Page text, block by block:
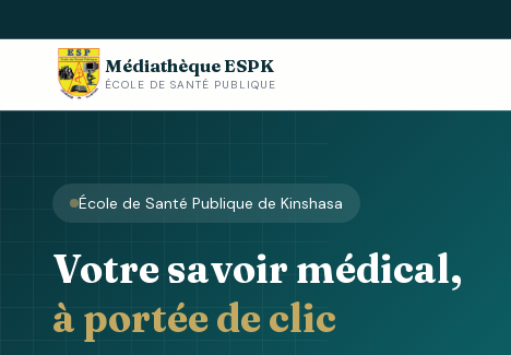
Médiathèque ESPK
ÉCOLE DE SANTÉ PUBLIQUE
École de Santé Publique de Kinshasa
Votre savoir médical,
à portée de clic